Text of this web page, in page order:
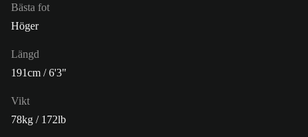
Bästa fot
Höger
Längd
191cm / 6'3"
Vikt
78kg / 172lb